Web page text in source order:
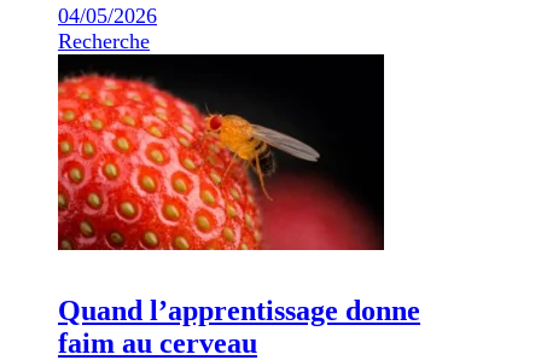
04/05/2026
Recherche
Quand l’apprentissage donne
faim au cerveau